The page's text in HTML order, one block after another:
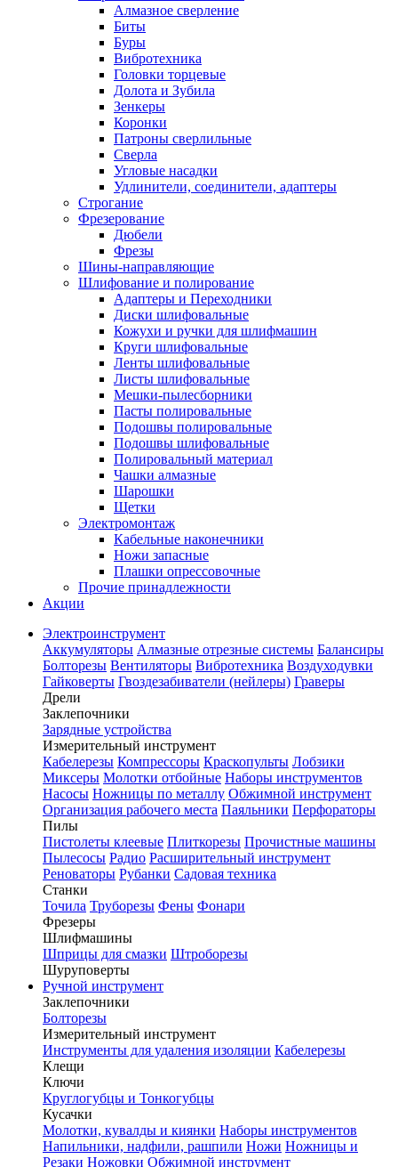
Алмазное сверление
Биты
Буры
Вибротехника
Головки торцевые
Долота и Зубила
Зенкеры
Коронки
Патроны сверлильные
Сверла
Угловые насадки
Удлинители, соединители, адаптеры
Строгание
Фрезерование
Дюбели
Фрезы
Шины-направляющие
Шлифование и полирование
Адаптеры и Переходники
Диски шлифовальные
Кожухи и ручки для шлифмашин
Круги шлифовальные
Ленты шлифовальные
Листы шлифовальные
Мешки-пылесборники
Пасты полировальные
Подошвы полировальные
Подошвы шлифовальные
Полировальный материал
Чашки алмазные
Шарошки
Щетки
Электромонтаж
Кабельные наконечники
Ножи запасные
Плашки опрессовочные
Прочие принадлежности
Акции
Электроинструмент
Аккумуляторы Алмазные отрезные системы Балансиры
Болторезы Вентиляторы Вибротехника Воздуходувки
Гайковерты Гвоздезабиватели (нейлеры) Граверы
Дрели
Заклепочники
Зарядные устройства
Измерительный инструмент
Кабелерезы Компрессоры Краскопульты Лобзики
Миксеры Молотки отбойные Наборы инструментов
Насосы Ножницы по металлу Обжимной инструмент
Организация рабочего места Паяльники Перфораторы
Пилы
Пистолеты клеевые Плиткорезы Прочистные машины
Пылесосы Радио Расширительный инструмент
Реноваторы Рубанки Садовая техника
Станки
Точила Труборезы Фены Фонари
Фрезеры
Шлифмашины
Шприцы для смазки Штроборезы
Шуруповерты
Ручной инструмент
Заклепочники
Болторезы
Измерительный инструмент
Инструменты для удаления изоляции Кабелерезы
Клещи
Ключи
Круглогубцы и Тонкогубцы
Кусачки
Молотки, кувалды и киянки Наборы инструментов
Напильники, надфили, рашпили Ножи Ножницы и
Резаки Ножовки Обжимной инструмент